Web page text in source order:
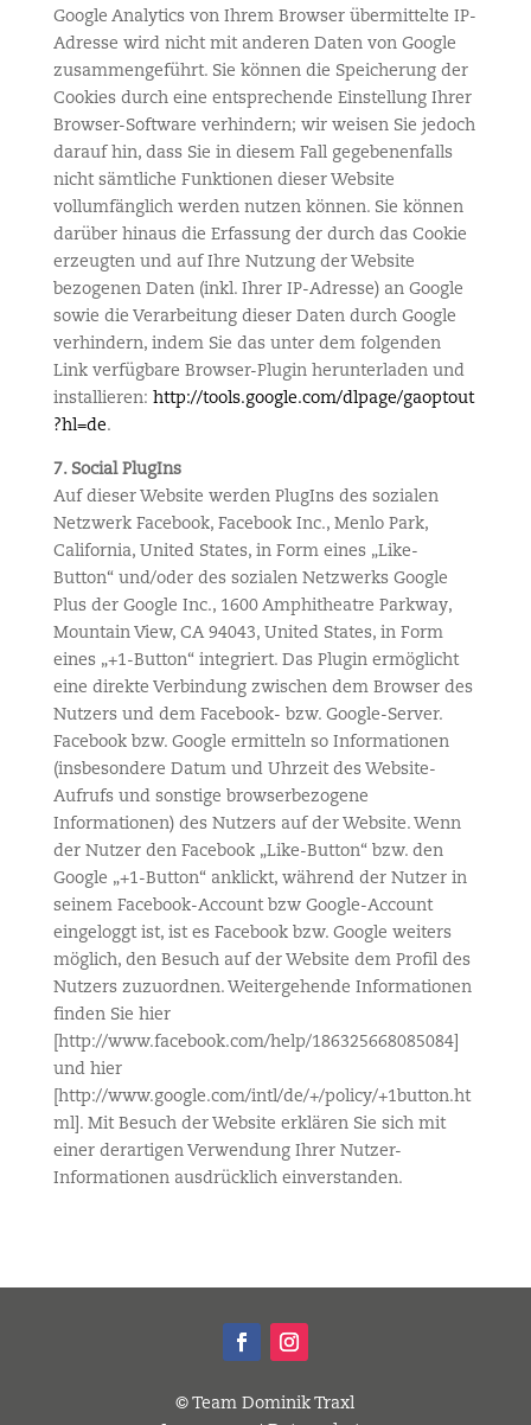
Google Analytics von Ihrem Browser übermittelte IP-
Adresse wird nicht mit anderen Daten von Google
zusammengeführt. Sie können die Speicherung der
Cookies durch eine entsprechende Einstellung Ihrer
Browser-Software verhindern; wir weisen Sie jedoch
darauf hin, dass Sie in diesem Fall gegebenenfalls
nicht sämtliche Funktionen dieser Website
vollumfänglich werden nutzen können. Sie können
darüber hinaus die Erfassung der durch das Cookie
erzeugten und auf Ihre Nutzung der Website
bezogenen Daten (inkl. Ihrer IP-Adresse) an Google
sowie die Verarbeitung dieser Daten durch Google
verhindern, indem Sie das unter dem folgenden
Link verfügbare Browser-Plugin herunterladen und
installieren: http://tools.google.com/dlpage/gaoptout
?hl=de.
7. Social PlugIns
Auf dieser Website werden PlugIns des sozialen
Netzwerk Facebook, Facebook Inc., Menlo Park,
California, United States, in Form eines „Like-
Button“ und/oder des sozialen Netzwerks Google
Plus der Google Inc., 1600 Amphitheatre Parkway,
Mountain View, CA 94043, United States, in Form
eines „+1-Button“ integriert. Das Plugin ermöglicht
eine direkte Verbindung zwischen dem Browser des
Nutzers und dem Facebook- bzw. Google-Server.
Facebook bzw. Google ermitteln so Informationen
(insbesondere Datum und Uhrzeit des Website-
Aufrufs und sonstige browserbezogene
Informationen) des Nutzers auf der Website. Wenn
der Nutzer den Facebook „Like-Button“ bzw. den
Google „+1-Button“ anklickt, während der Nutzer in
seinem Facebook-Account bzw Google-Account
eingeloggt ist, ist es Facebook bzw. Google weiters
möglich, den Besuch auf der Website dem Profil des
Nutzers zuzuordnen. Weitergehende Informationen
finden Sie hier
[http://www.facebook.com/help/186325668085084]
und hier
[http://www.google.com/intl/de/+/policy/+1button.ht
ml]. Mit Besuch der Website erklären Sie sich mit
einer derartigen Verwendung Ihrer Nutzer-
Informationen ausdrücklich einverstanden.
© Team Dominik Traxl